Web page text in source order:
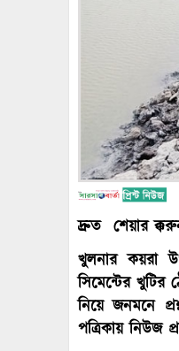
দ্রুত শেয়ার
খুলনার কয়রা
সিমেন্টের
নিয়ে জনমনে
পত্রিকায় নিউজ